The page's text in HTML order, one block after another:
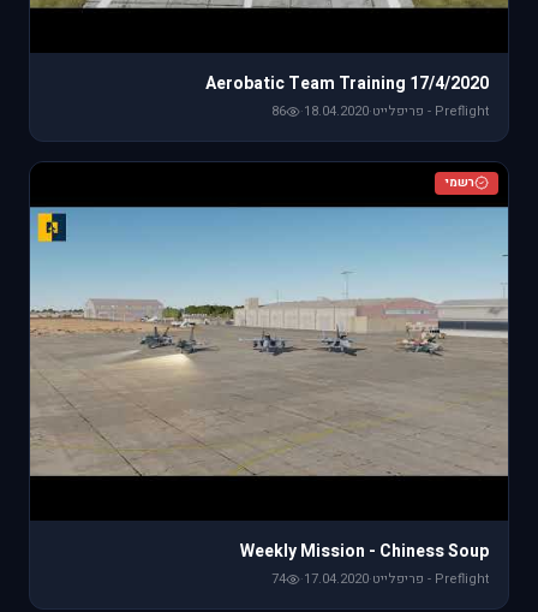
Aerobatic Team Training 17/4/2020
Preflight - פריפלייט ·
18.04.2020
·
86
רשמי
Weekly Mission - Chiness Soup
Preflight - פריפלייט ·
17.04.2020
·
74